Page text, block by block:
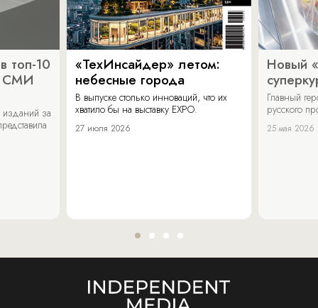
топ-10
СМИ
изданий за
«ТехИнсайдер» летом:
небесные города
В выпуске столько инноваций, что их
хватило бы на выставку EXPO.
27 июля 2026
Новый
Главный
русского
25 мая 2026